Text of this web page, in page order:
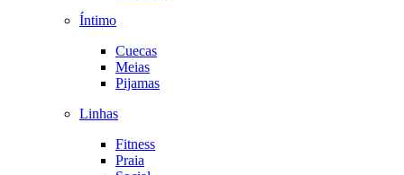
Íntimo
Cuecas
Meias
Pijamas
Linhas
Fitness
Praia